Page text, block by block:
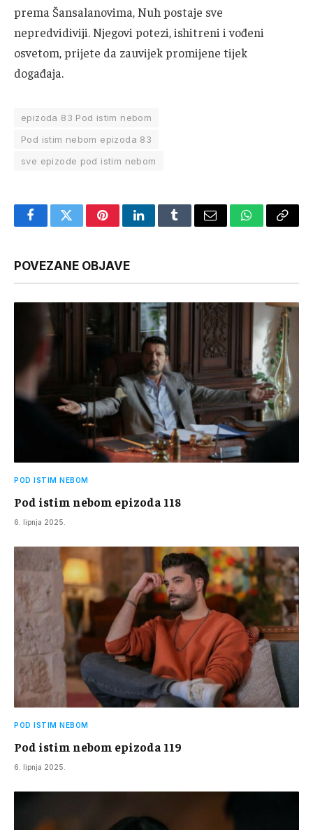
prema Šansalanovima, Nuh postaje sve
nepredvidiviji. Njegovi potezi, ishitreni i vođeni
osvetom, prijete da zauvijek promijene tijek
događaja.
epizoda 83 Pod istim nebom
Pod istim nebom epizoda 83
sve epizode pod istim nebom
FacebookTwitterPinterestLinkedInTumblrEmail WhatsApp
Copy
POVEZANE OBJAVE
POD ISTIM NEBOM
Pod istim nebom epizoda 118
6. lipnja 2025.
POD ISTIM NEBOM
Pod istim nebom epizoda 119
6. lipnja 2025.